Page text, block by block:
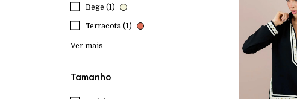
Bege (1)
Terracota (1)
Ver mais
Tamanho